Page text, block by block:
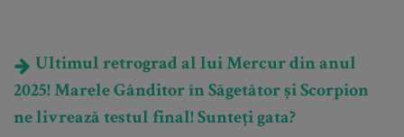
Ultimul retrograd al lui Mercur din anul
2025! Marele Gânditor în Săgetător și Scorpion
ne livrează testul final! Sunteți gata?